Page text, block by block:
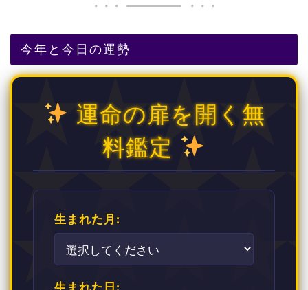
今年と今日の運勢
運命の扉を開く無
料鑑定
生まれた月: